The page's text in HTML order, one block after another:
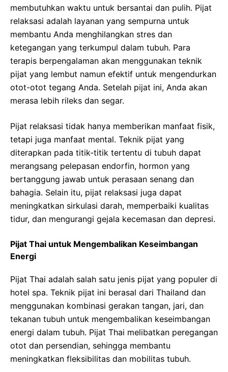
membutuhkan waktu untuk bersantai dan pulih. Pijat
relaksasi adalah layanan yang sempurna untuk
membantu Anda menghilangkan stres dan
ketegangan yang terkumpul dalam tubuh. Para
terapis berpengalaman akan menggunakan teknik
pijat yang lembut namun efektif untuk mengendurkan
otot-otot tegang Anda. Setelah pijat ini, Anda akan
merasa lebih rileks dan segar.
Pijat relaksasi tidak hanya memberikan manfaat fisik,
tetapi juga manfaat mental. Teknik pijat yang
diterapkan pada titik-titik tertentu di tubuh dapat
merangsang pelepasan endorfin, hormon yang
bertanggung jawab untuk perasaan senang dan
bahagia. Selain itu, pijat relaksasi juga dapat
meningkatkan sirkulasi darah, memperbaiki kualitas
tidur, dan mengurangi gejala kecemasan dan depresi.
Pijat Thai untuk Mengembalikan Keseimbangan
Energi
Pijat Thai adalah salah satu jenis pijat yang populer di
hotel spa. Teknik pijat ini berasal dari Thailand dan
menggunakan kombinasi gerakan tangan, jari, dan
tekanan tubuh untuk mengembalikan keseimbangan
energi dalam tubuh. Pijat Thai melibatkan peregangan
otot dan persendian, sehingga membantu
meningkatkan fleksibilitas dan mobilitas tubuh.